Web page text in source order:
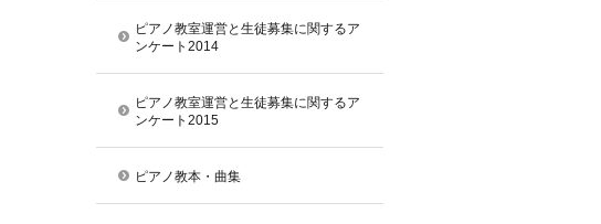
ピアノ教室運営と生徒募集に関するア
ンケート2014
ピアノ教室運営と生徒募集に関するア
ンケート2015
ピアノ教本・曲集